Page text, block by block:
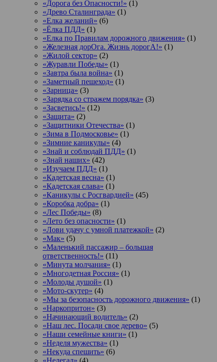
«Дорога без Опасности!» (1)
«Древо Сталинграда» (1)
«Елка желаний» (6)
«Ёлка ПДД» (1)
«Елка по Правилам дорожного движения» (1)
«Железная дорОга. Жизнь дорогА!» (1)
«Жилой сектор» (2)
«Журавли Победы» (1)
«Завтра была война» (1)
«Заметный пешеход» (1)
«Зарница» (3)
«Зарядка со стражем порядка» (3)
«Засветись!» (12)
«Защита» (2)
«Защитники Отечества» (1)
«Зима в Подмосковье» (1)
«Зимние каникулы» (4)
«Знай и соблюдай ПДД» (1)
«Знай наших» (42)
«Изучаем ПДД» (1)
«Кадетская весна» (1)
«Кадетская слава» (1)
«Каникулы с Росгвардией» (45)
«Коробка добра» (1)
«Лес Победы» (8)
«Лето без опасности» (1)
«Лови удачу с умной платежкой» (2)
«Мак» (5)
«Маленький пассажир – большая
ответственность!» (11)
«Минута молчания» (1)
«Многодетная Россия» (1)
«Молоды душой» (1)
«Мото-скутер» (4)
«Мы за безопасность дорожного движения» (1)
«Наркопритон» (3)
«Начинающий водитель» (2)
«Наш лес. Посади свое дерево» (5)
«Наши семейные книги» (1)
«Неделя мужества» (1)
«Некуда спешить» (6)